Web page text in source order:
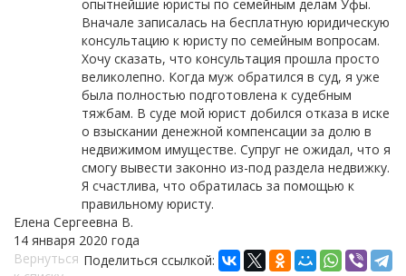
опытнейшие юристы по семейным делам Уфы.
Вначале записалась на бесплатную юридическую
консультацию к юристу по семейным вопросам.
Хочу сказать, что консультация прошла просто
великолепно. Когда муж обратился в суд, я уже
была полностью подготовлена к судебным
тяжбам. В суде мой юрист добился отказа в иске
о взыскании денежной компенсации за долю в
недвижимом имуществе. Супруг не ожидал, что я
смогу вывести законно из-под раздела недвижку.
Я счастлива, что обратилась за помощью к
правильному юристу.
Елена Сергеевна В.
14 января 2020 года
Поделиться ссылкой:
Вернуться